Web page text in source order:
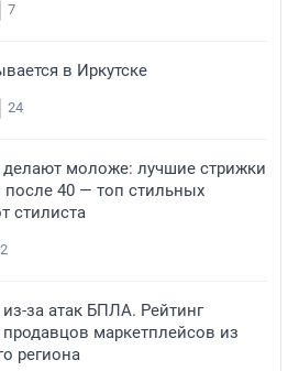
7
в Иркутске
24
моложе: лучшие стрижки
40 — топ стильных
стилиста
2
из-за атак БПЛА. Рейтинг
маркетплейсов из
региона